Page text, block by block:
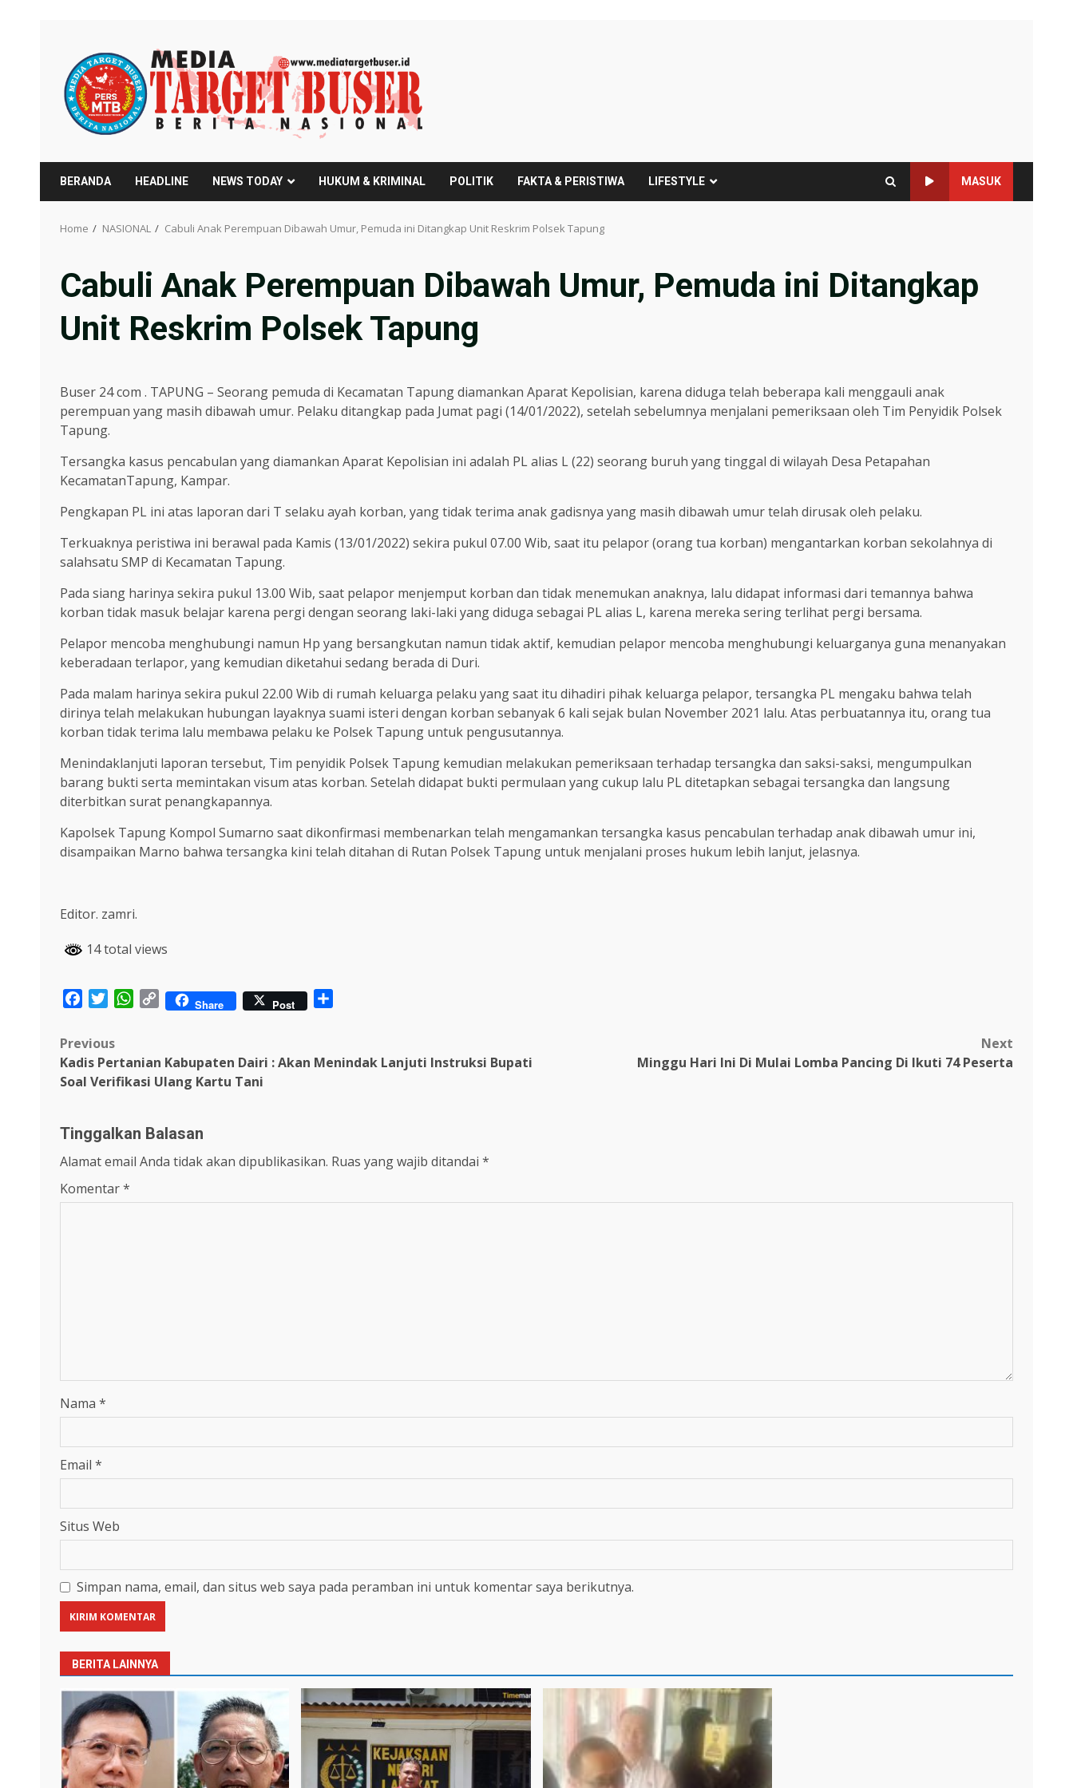
content
BERANDA HEADLINE NEWS TODAY HUKUM & KRIMINAL POLITIK FAKTA & PERISTIWA LIFESTYLE MASUK
Home NASIONAL Cabuli Anak Perempuan Dibawah Umur, Pemuda ini Ditangkap Unit Reskrim Polsek Tapung
Cabuli Anak Perempuan Dibawah Umur, Pemuda ini Ditangkap
Unit Reskrim Polsek Tapung
Buser 24 com . TAPUNG – Seorang pemuda di Kecamatan Tapung diamankan Aparat Kepolisian, karena diduga telah beberapa kali menggauli anak
perempuan yang masih dibawah umur. Pelaku ditangkap pada Jumat pagi (14/01/2022), setelah sebelumnya menjalani pemeriksaan oleh Tim Penyidik Polsek
Tapung.
Tersangka kasus pencabulan yang diamankan Aparat Kepolisian ini adalah PL alias L (22) seorang buruh yang tinggal di wilayah Desa Petapahan
KecamatanTapung, Kampar.
Pengkapan PL ini atas laporan dari T selaku ayah korban, yang tidak terima anak gadisnya yang masih dibawah umur telah dirusak oleh pelaku.
Terkuaknya peristiwa ini berawal pada Kamis (13/01/2022) sekira pukul 07.00 Wib, saat itu pelapor (orang tua korban) mengantarkan korban sekolahnya di
salahsatu SMP di Kecamatan Tapung.
Pada siang harinya sekira pukul 13.00 Wib, saat pelapor menjemput korban dan tidak menemukan anaknya, lalu didapat informasi dari temannya bahwa
korban tidak masuk belajar karena pergi dengan seorang laki-laki yang diduga sebagai PL alias L, karena mereka sering terlihat pergi bersama.
Pelapor mencoba menghubungi namun Hp yang bersangkutan namun tidak aktif, kemudian pelapor mencoba menghubungi keluarganya guna menanyakan
keberadaan terlapor, yang kemudian diketahui sedang berada di Duri.
Pada malam harinya sekira pukul 22.00 Wib di rumah keluarga pelaku yang saat itu dihadiri pihak keluarga pelapor, tersangka PL mengaku bahwa telah
dirinya telah melakukan hubungan layaknya suami isteri dengan korban sebanyak 6 kali sejak bulan November 2021 lalu. Atas perbuatannya itu, orang tua
korban tidak terima lalu membawa pelaku ke Polsek Tapung untuk pengusutannya.
Menindaklanjuti laporan tersebut, Tim penyidik Polsek Tapung kemudian melakukan pemeriksaan terhadap tersangka dan saksi-saksi, mengumpulkan
barang bukti serta memintakan visum atas korban. Setelah didapat bukti permulaan yang cukup lalu PL ditetapkan sebagai tersangka dan langsung
diterbitkan surat penangkapannya.
Kapolsek Tapung Kompol Sumarno saat dikonfirmasi membenarkan telah mengamankan tersangka kasus pencabulan terhadap anak dibawah umur ini,
disampaikan Marno bahwa tersangka kini telah ditahan di Rutan Polsek Tapung untuk menjalani proses hukum lebih lanjut, jelasnya.
Editor. zamri.
14 total views
FacebookTwitterWhatsApp
Copy Share Post
Post
navigation
Previous
Kadis Pertanian Kabupaten Dairi : Akan Menindak Lanjuti Instruksi Bupati
Soal Verifikasi Ulang Kartu Tani
Next
Minggu Hari Ini Di Mulai Lomba Pancing Di Ikuti 74 Peserta
Tinggalkan Balasan
Alamat email Anda tidak akan dipublikasikan. Ruas yang wajib ditandai *
Komentar*
Nama *
Email *
Situs Web
Simpan nama, email, dan situs web saya pada peramban ini untuk komentar saya berikutnya.
BERITA LAINNYA